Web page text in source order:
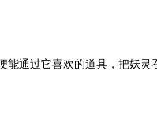
通过它喜欢的道具，把妖